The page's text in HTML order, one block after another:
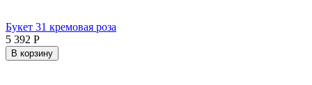
Букет 31 кремовая роза
5 392 Р
В корзину